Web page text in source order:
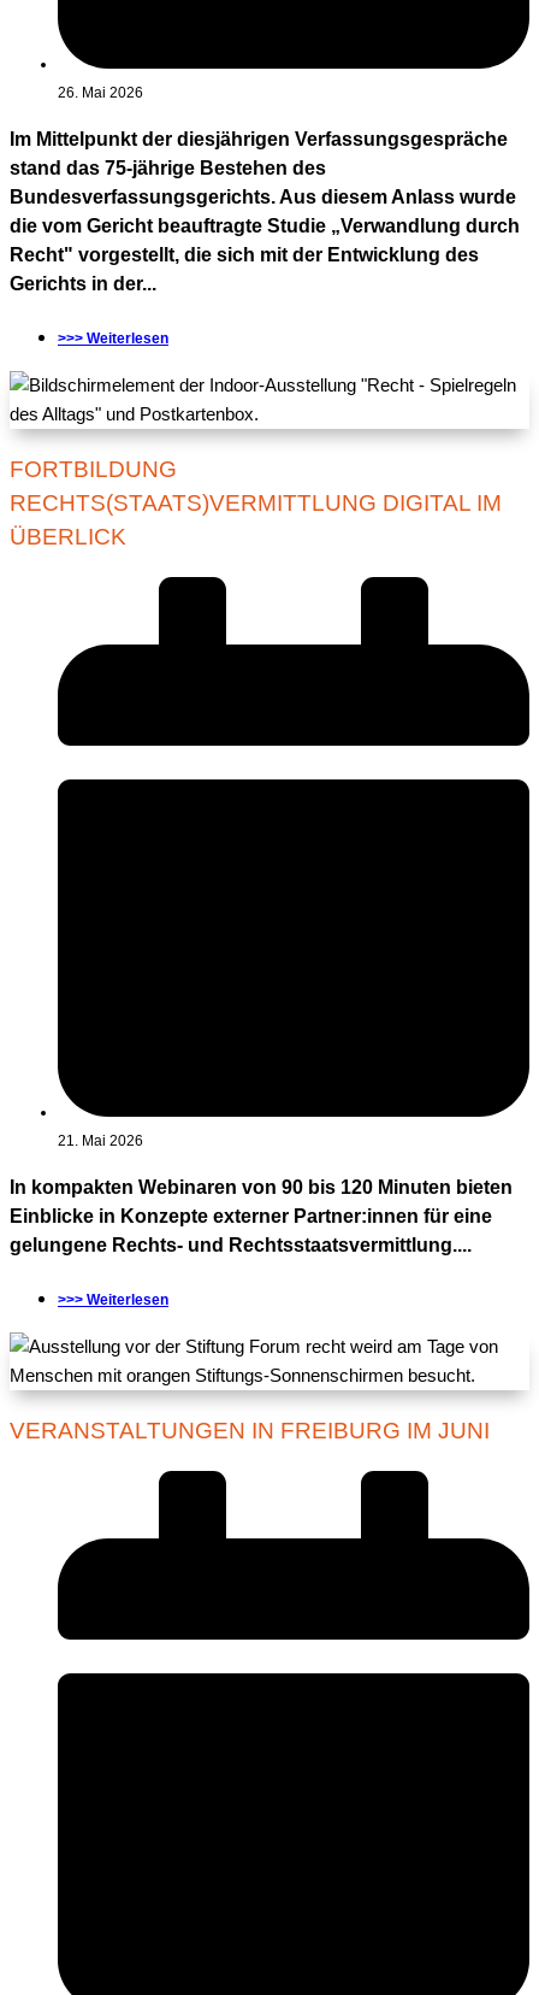
26. Mai 2026
Im Mittelpunkt der diesjährigen Verfassungsgespräche
stand das 75-jährige Bestehen des
Bundesverfassungsgerichts. Aus diesem Anlass wurde
die vom Gericht beauftragte Studie „Verwandlung durch
Recht" vorgestellt, die sich mit der Entwicklung des
Gerichts in der...
>>> Weiterlesen
FORTBILDUNG
RECHTS(STAATS)VERMITTLUNG DIGITAL IM
ÜBERLICK
21. Mai 2026
In kompakten Webinaren von 90 bis 120 Minuten bieten
Einblicke in Konzepte externer Partner:innen für eine
gelungene Rechts- und Rechtsstaatsvermittlung....
>>> Weiterlesen
VERANSTALTUNGEN IN FREIBURG IM JUNI